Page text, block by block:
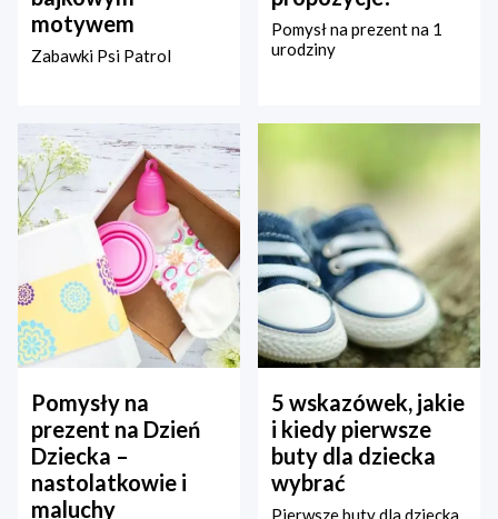
motywem
Zabawki Psi Patrol
Pomysł na prezent na 1
urodziny
Pomysły na
prezent na Dzień
Dziecka –
nastolatkowie i
maluchy
5 wskazówek, jakie
i kiedy pierwsze
buty dla dziecka
wybrać